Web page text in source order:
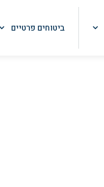
ביטוחים פרטיים